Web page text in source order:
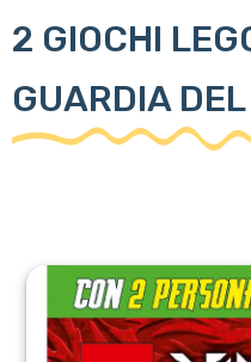
2 GIOCHI
GUARDIA